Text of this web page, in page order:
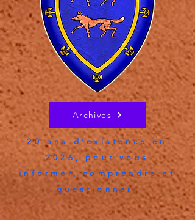
20 ans d'existence en
2026, pour vous
informer, comprendre et
questionner.
Archives